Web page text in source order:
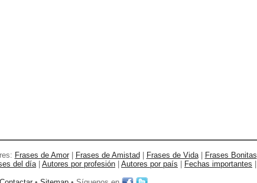
Frases de Amor| Frases de Amistad Frases de Vida| Frases Bonitas
del día| Autores por profesión Autores por país Fechas importantes